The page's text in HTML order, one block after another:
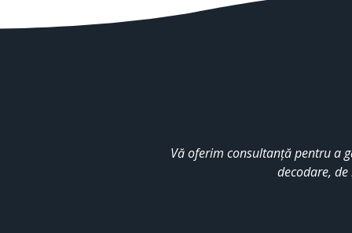
Vă oferim consultanță pentru a
decodare,